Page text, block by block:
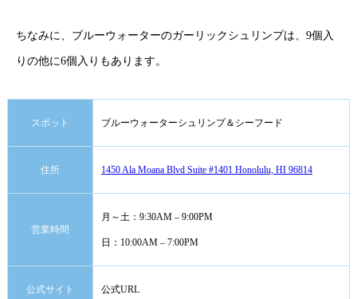
ちなみに、ブルーウォーターのガーリックシュリンプは、9個入
りの他に6個入りもあります。
スポット ブルーウォーターシュリンプ＆シーフード
住所 1450 Ala Moana Blvd Suite #1401 Honolulu, HI 96814
営業時間
月～土：9:30AM – 9:00PM
日：10:00AM – 7:00PM
公式サイト 公式URL